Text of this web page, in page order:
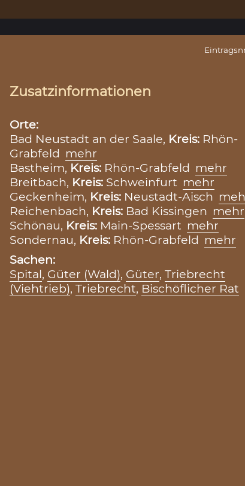
Zusatzinformationen
Orte:
Bad Neustadt an der Saale, Kreis: Rhön-
Grabfeld mehr
Bastheim, Kreis: Rhön-Grabfeld mehr
Breitbach, Kreis: Schweinfurt mehr
Geckenheim, Kreis: Neustadt-Aisch
Reichenbach, Kreis: Bad Kissingen mehr
Schönau, Kreis: Main-Spessart mehr
Sondernau, Kreis: Rhön-Grabfeld mehr
Sachen:
Spital, Güter (Wald), Güter, Triebrecht
(Viehtrieb), Triebrecht, Bischöflicher Rat